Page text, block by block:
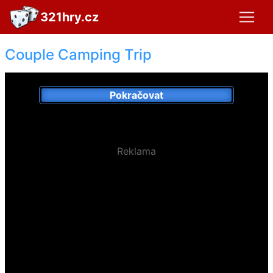
321hry.cz
Couple Camping Trip
Pokračovat
Reklama